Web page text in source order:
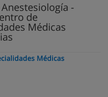
-
de
Médicas
Médicas